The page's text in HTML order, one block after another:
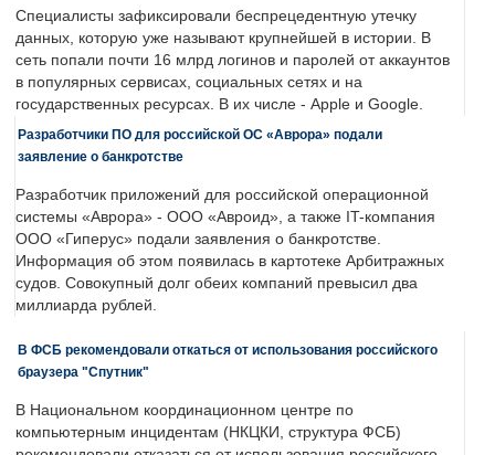
Специалисты зафиксировали беспрецедентную утечку
данных, которую уже называют крупнейшей в истории. В
сеть попали почти 16 млрд логинов и паролей от аккаунтов
в популярных сервисах, социальных сетях и на
государственных ресурсах. В их числе - Apple и Google.
Разработчики ПО для российской ОС «Аврора» подали
заявление о банкротстве
Разработчик приложений для российской операционной
системы «Аврора» - ООО «Авроид», а также IT-компания
ООО «Гиперус» подали заявления о банкротстве.
Информация об этом появилась в картотеке Арбитражных
судов. Совокупный долг обеих компаний превысил два
миллиарда рублей.
В ФСБ рекомендовали откаться от использования российского
браузера "Спутник"
В Национальном координационном центре по
компьютерным инцидентам (НКЦКИ, структура ФСБ)